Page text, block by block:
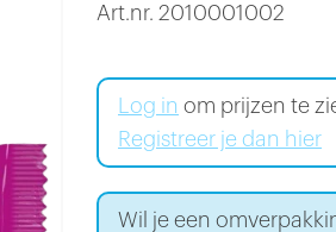
Art.nr. 2010001002
Log in om prijzen te
Registreer je dan hier
Wil je een